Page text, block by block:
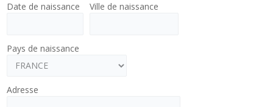
Date de naissance Ville de naissance
Pays de naissance
Adresse